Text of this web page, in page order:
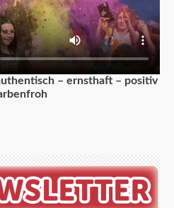
– ernsthaft – positiv